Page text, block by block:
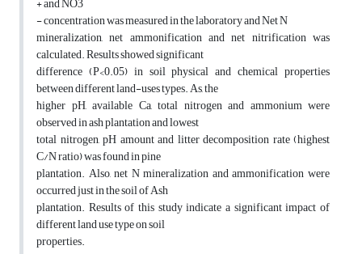
- concentration was measured in the laboratory and Net N
mineralization, net ammonification and net nitrification was
calculated. Results showed significant
difference (P<0.05) in soil physical and chemical properties
between different land-uses types. As, the
higher pH, available Ca, total nitrogen and ammonium were
observed in ash plantation and lowest
total nitrogen, pH amount and litter decomposition rate (highest
C/N ratio) was found in pine
plantation. Also, net N mineralization and ammonification were
occurred just in the soil of Ash
plantation. Results of this study indicate a significant impact of
different land use type on soil
properties.